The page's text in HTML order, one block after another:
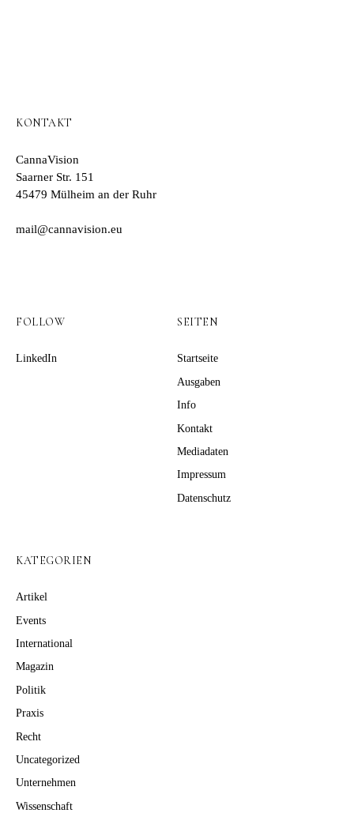
KONTAKT
CannaVision
Saarner Str. 151
45479 Mülheim an der Ruhr
mail@cannavision.eu
FOLLOW
LinkedIn
SEITEN
Startseite
Ausgaben
Info
Kontakt
Mediadaten
Impressum
Datenschutz
KATEGORIEN
Artikel
Events
International
Magazin
Politik
Praxis
Recht
Uncategorized
Unternehmen
Wissenschaft